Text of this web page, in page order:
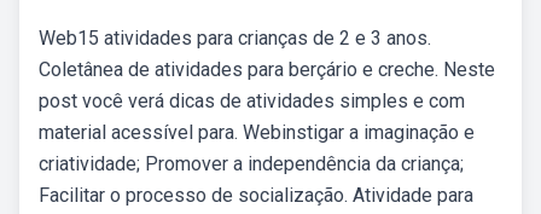
Web15 atividades para crianças de 2 e 3 anos.
Coletânea de atividades para berçário e creche. Neste
post você verá dicas de atividades simples e com
material acessível para. Webinstigar a imaginação e
criatividade; Promover a independência da criança;
Facilitar o processo de socialização. Atividade para